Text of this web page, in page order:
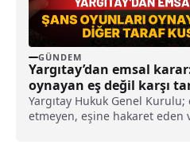
GÜNDEM
Yargıtay’dan emsal
oynayan eş değil karşı
kusurlu sayıldı
Yargıtay Hukuk Genel
etmeyen, eşine hakaret eden